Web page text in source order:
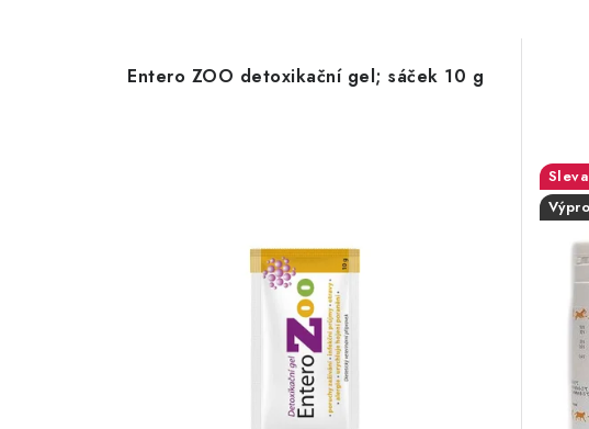
Entero ZOO detoxikační gel; sáček 10 g